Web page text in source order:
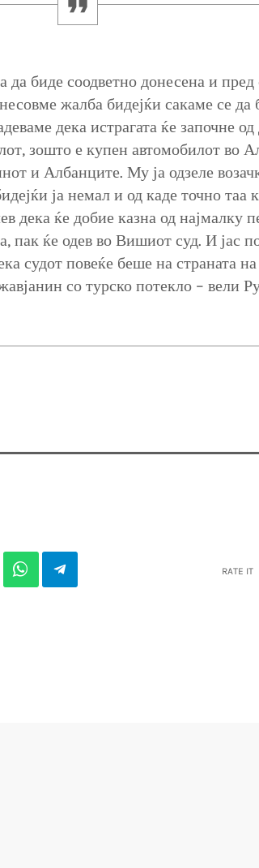
да биде соодветно донесена и пред
жалба бидејќи сакаме се да
дека истрагата ќе започне од
зошто е купен автомобилот во
и Албанците. Му ја одзеле
ја немал и од каде точно таа
дека ќе добие казна од најмалку
пак ќе одев во Вишиот суд. И јас
судот повеќе беше на страната
со турско потекло – вели
RATE IT